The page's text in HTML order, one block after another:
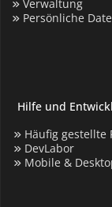
Verwaltung
Persönliche
Hilfe und
Häufig gestellte
DevLabor
Mobile &